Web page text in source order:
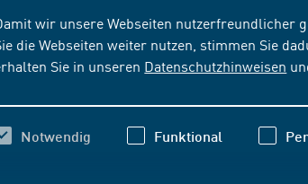
wir unsere Webseiten nutzerfreundlicher
die Webseiten weiter nutzen, stimmen Sie
Sie in unseren Datenschutzhinweisen
Notwendig Funktional